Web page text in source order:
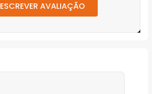
ESCREVER AVALIAÇÃO